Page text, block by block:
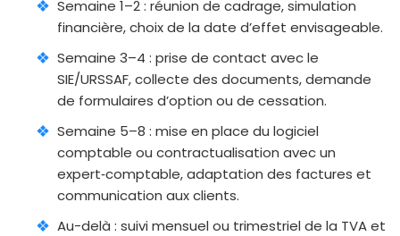
Semaine 1–2 : réunion de cadrage, simulation
financière, choix de la date d’effet envisageable.
Semaine 3–4 : prise de contact avec le
SIE/URSSAF, collecte des documents, demande
de formulaires d’option ou de cessation.
Semaine 5–8 : mise en place du logiciel
comptable ou contractualisation avec un
expert‑comptable, adaptation des factures et
communication aux clients.
Au-delà : suivi mensuel ou trimestriel de la TVA et